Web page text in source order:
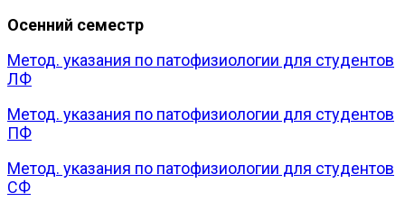
Осенний семестр
Метод. указания по патофизиологии для студентов
ЛФ
Метод. указания по патофизиологии для студентов
ПФ
Метод. указания по патофизиологии для студентов
СФ